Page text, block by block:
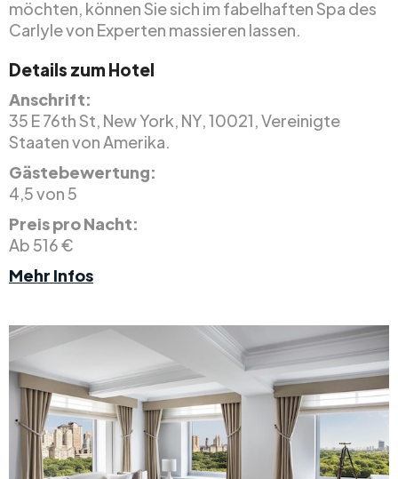
möchten, können Sie sich im fabelhaften Spa des
Carlyle von Experten massieren lassen.
Details zum Hotel
Anschrift:
35 E 76th St, New York, NY, 10021, Vereinigte
Staaten von Amerika.
Gästebewertung:
4,5 von 5
Preis pro Nacht:
Ab 516 €
Mehr Infos